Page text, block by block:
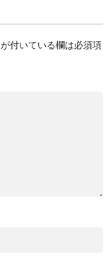
が付いている欄は必須項